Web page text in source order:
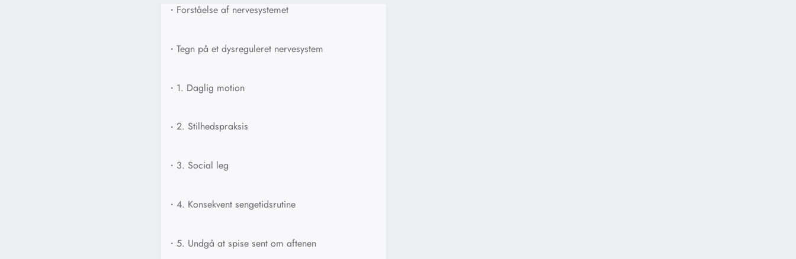
• Forståelse af nervesystemet
• Tegn på et dysreguleret nervesystem
• 1. Daglig motion
• 2. Stilhedspraksis
• 3. Social leg
• 4. Konsekvent sengetidsrutine
• 5. Undgå at spise sent om aftenen